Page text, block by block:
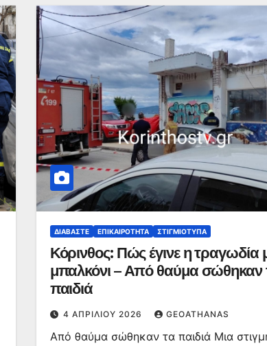
ΔΙΑΒΆΣΤΕ ΕΠΙΚΑΙΡΌΤΗΤΑ ΣΤΙΓΜΙΌΤΥΠΑ
Κόρινθος: Πώς έγινε η τραγωδία
μπαλκόνι – Από θαύμα σώθηκαν
παιδιά
4 ΑΠΡΙΛΊΟΥ 2026 GEOATHANAS
Από θαύμα σώθηκαν τα παιδιά Μια